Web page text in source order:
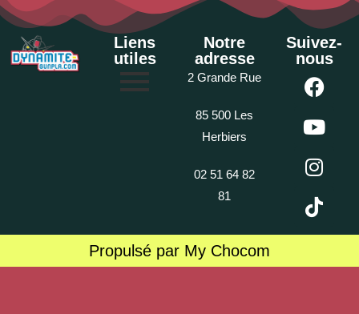
Liens
utiles
Notre
adresse
2 Grande Rue
85 500 Les
Herbiers
02 51 64 82
81
Suivez-
nous
Propulsé par My Chocom